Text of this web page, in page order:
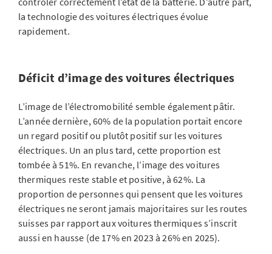
la technologie des voitures électriques évolue
rapidement.
Déficit d’image des voitures électriques
L’image de l’électromobilité semble également pâtir.
L’année dernière, 60% de la population portait encore
un regard positif ou plutôt positif sur les voitures
électriques. Un an plus tard, cette proportion est
tombée à 51%. En revanche, l’image des voitures
thermiques reste stable et positive, à 62%. La
proportion de personnes qui pensent que les voitures
électriques ne seront jamais majoritaires sur les routes
suisses par rapport aux voitures thermiques s’inscrit
aussi en hausse (de 17% en 2023 à 26% en 2025).